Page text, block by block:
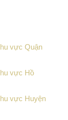
vực Quận
vực Hồ
vực Huyện